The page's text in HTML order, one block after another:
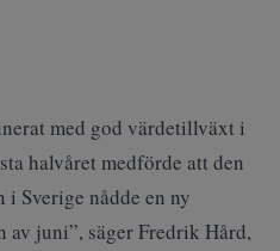
med god värdetillväxt i
halvåret medförde att den
i Sverige nådde en ny
juni”, säger Fredrik Hård,